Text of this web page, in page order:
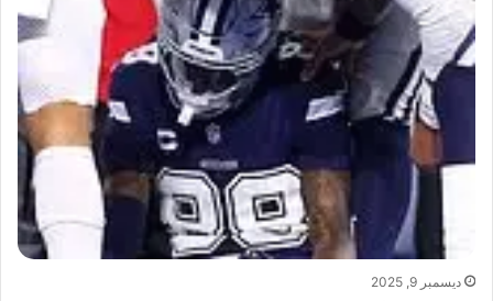
ديسمبر 9, 2025